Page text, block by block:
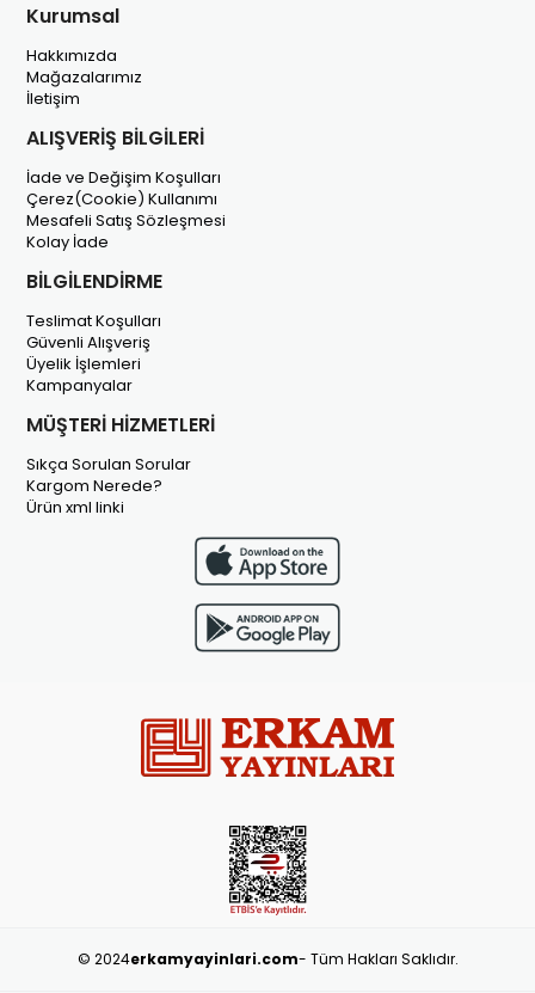
Kurumsal
Hakkımızda
Mağazalarımız
İletişim
ALIŞVERİŞ BİLGİLERİ
İade ve Değişim Koşulları
Çerez(Cookie) Kullanımı
Mesafeli Satış Sözleşmesi
Kolay İade
BİLGİLENDİRME
Teslimat Koşulları
Güvenli Alışveriş
Üyelik İşlemleri
Kampanyalar
MÜŞTERİ HİZMETLERİ
Sıkça Sorulan Sorular
Kargom Nerede?
Ürün xml linki
© 2024erkamyayinlari.com- Tüm Hakları Saklıdır.